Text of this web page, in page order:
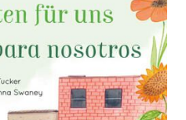
mit MP3-Hörbuch